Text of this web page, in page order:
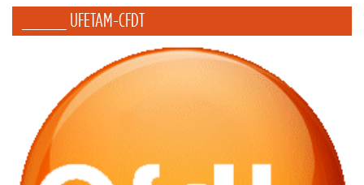
_____ UFETAM-CFDT